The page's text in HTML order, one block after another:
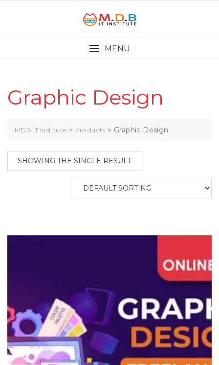
MENU
Graphic Design
MDB IT Institute > Products > Graphic Design
SHOWING THE SINGLE RESULT